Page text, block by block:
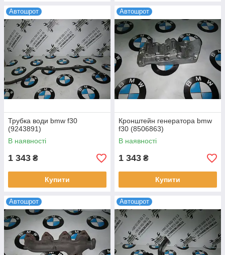
Автошрот
Трубка води bmw f30
(9243891)
В наявності
1 343 ₴
Купити
Автошрот
Кронштейн генератора bmw
f30 (8506863)
В наявності
1 343 ₴
Купити
Автошрот Автошрот